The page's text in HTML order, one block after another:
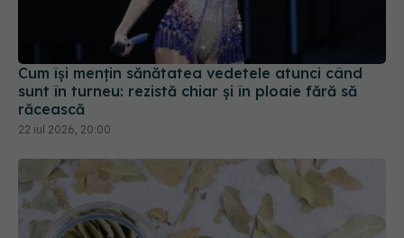
Cum își mențin sănătatea vedetele atunci când
sunt în turneu: rezistă chiar și în ploaie fără să
răcească
22 iul 2026, 20:00